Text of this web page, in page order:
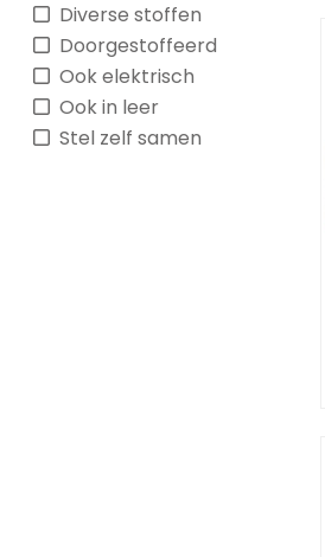
Diverse stoffen
Doorgestoffeerd
Ook elektrisch
Ook in leer
Stel zelf samen